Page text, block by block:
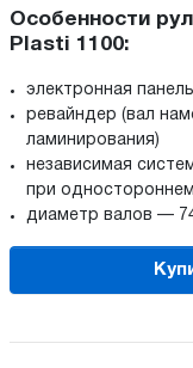
Особенности
Plasti 1100:
электронная
ревайндер (вал
ламинирования)
независимая
при
диаметр валов —